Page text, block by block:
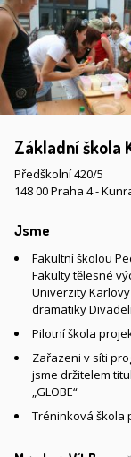
Základní škola
Předškolní 420/5
148 00 Praha 4 -
Jsme
Fakultní školou
Fakulty tělesné
Univerzity
dramatiky
Pilotní škola
Zařazeni v síti
jsme držitelem
„GLOBE“
Tréninková škola